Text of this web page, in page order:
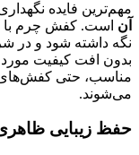
مهم‌ترین فایده
آن است. کفش چرم با
نگه داشته شود و در
بدون افت کیفیت مورد
مناسب، حتی
می‌شوند.
حفظ زیبایی